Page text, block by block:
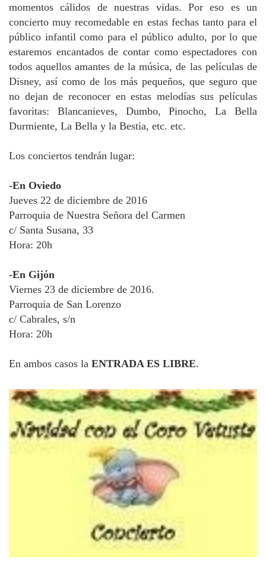
momentos cálidos de nuestras vidas. Por eso es un
concierto muy recomedable en estas fechas tanto para el
público infantil como para el público adulto, por lo que
estaremos encantados de contar como espectadores con
todos aquellos amantes de la música, de las películas de
Disney, así como de los más pequeños, que seguro que
no dejan de reconocer en estas melodías sus películas
favoritas: Blancanieves, Dumbo, Pinocho, La Bella
Durmiente, La Bella y la Bestia, etc. etc.
Los conciertos tendrán lugar:
-En Oviedo
Jueves 22 de diciembre de 2016
Parroquia de Nuestra Señora del Carmen
c/ Santa Susana, 33
Hora: 20h
-En Gijón
Viernes 23 de diciembre de 2016.
Parroquia de San Lorenzo
c/ Cabrales, s/n
Hora: 20h
En ambos casos la ENTRADA ES LIBRE.